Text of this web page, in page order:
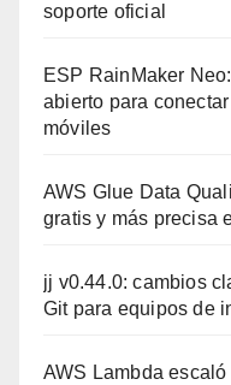
soporte oficial
ESP RainMaker
abierto para
móviles
AWS Glue Data
gratis y más precisa
jj v0.44.0: cambios
Git para equipos de
AWS Lambda